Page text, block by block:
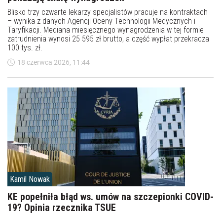
Blisko trzy czwarte lekarzy specjalistów pracuje na kontraktach
– wynika z danych Agencji Oceny Technologii Medycznych i
Taryfikacji. Mediana miesięcznego wynagrodzenia w tej formie
zatrudnienia wynosi 25 595 zł brutto, a część wypłat przekracza
100 tys. zł.
18 czerwca 2026, 11:44
Kamil Nowak
KE popełniła błąd ws. umów na szczepionki COVID-
19? Opinia rzecznika TSUE